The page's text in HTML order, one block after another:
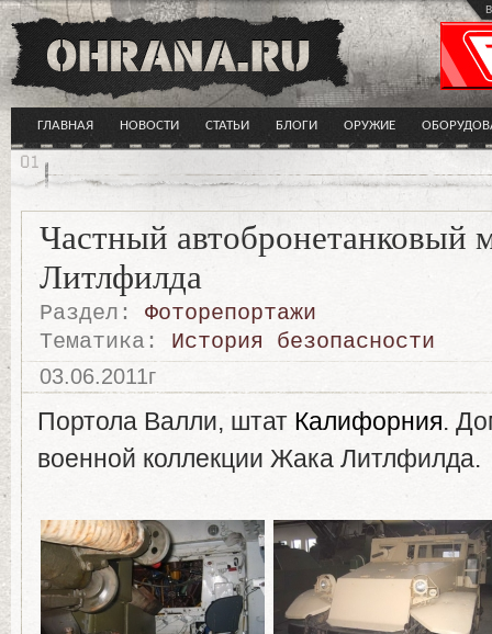
ГЛАВНАЯ НОВОСТИ СТАТЬИ БЛОГИ ОРУЖИЕ
Частный автобронетанковый
Литлфилда
Раздел:
Фоторепортажи
Тематика:
История безопасности
03.06.2011г
Портола Валли, штат Калифорния.
военной коллекции Жака Литлфилда.